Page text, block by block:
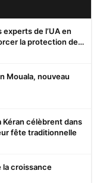
de l’UA en
la protection des
Mouala, nouveau
Kéran célèbrent dans
fête traditionnelle
la croissance